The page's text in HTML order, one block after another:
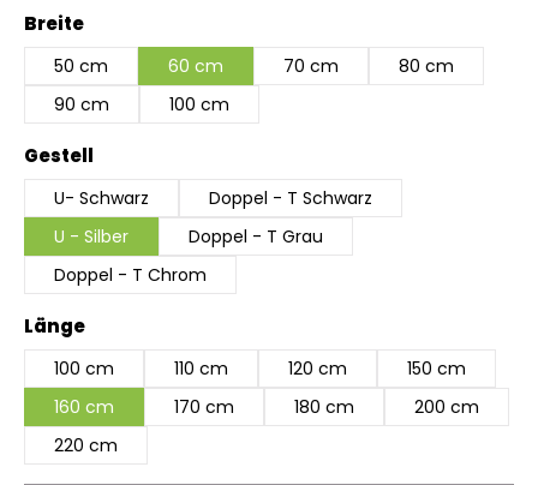
Breiteauswählen
50 cm 60 cm 70 cm
80 cm
90 cm
100 cm
Gestell
U- Schwarz
Doppel - T Schwarz
U - Silber
Doppel - T Grau
Doppel - T Chrom
Längeauswählen
100 cm 110 cm 120 cm
150 cm
160 cm
170 cm 180 cm
200 cm
220 cm